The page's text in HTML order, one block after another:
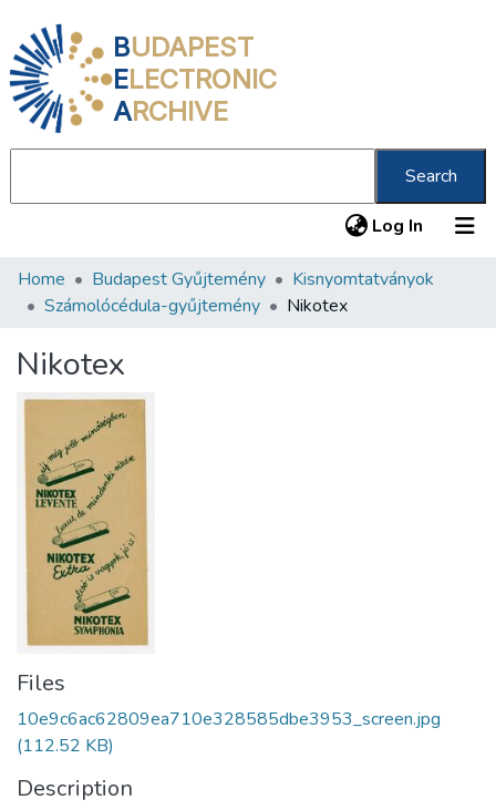
BUDAPEST
ELECTRONIC
ARCHIVE
Search
Log In (current)
Communities & Collections
Statistics
Home Budapest Gyűjtemény
Kisnyomtatványok
Számolócédula-gyűjtemény
Nikotex
Nikotex
Files
10e9c6ac62809ea710e328585dbe3953_screen.jpg
(112.52 KB)
Description